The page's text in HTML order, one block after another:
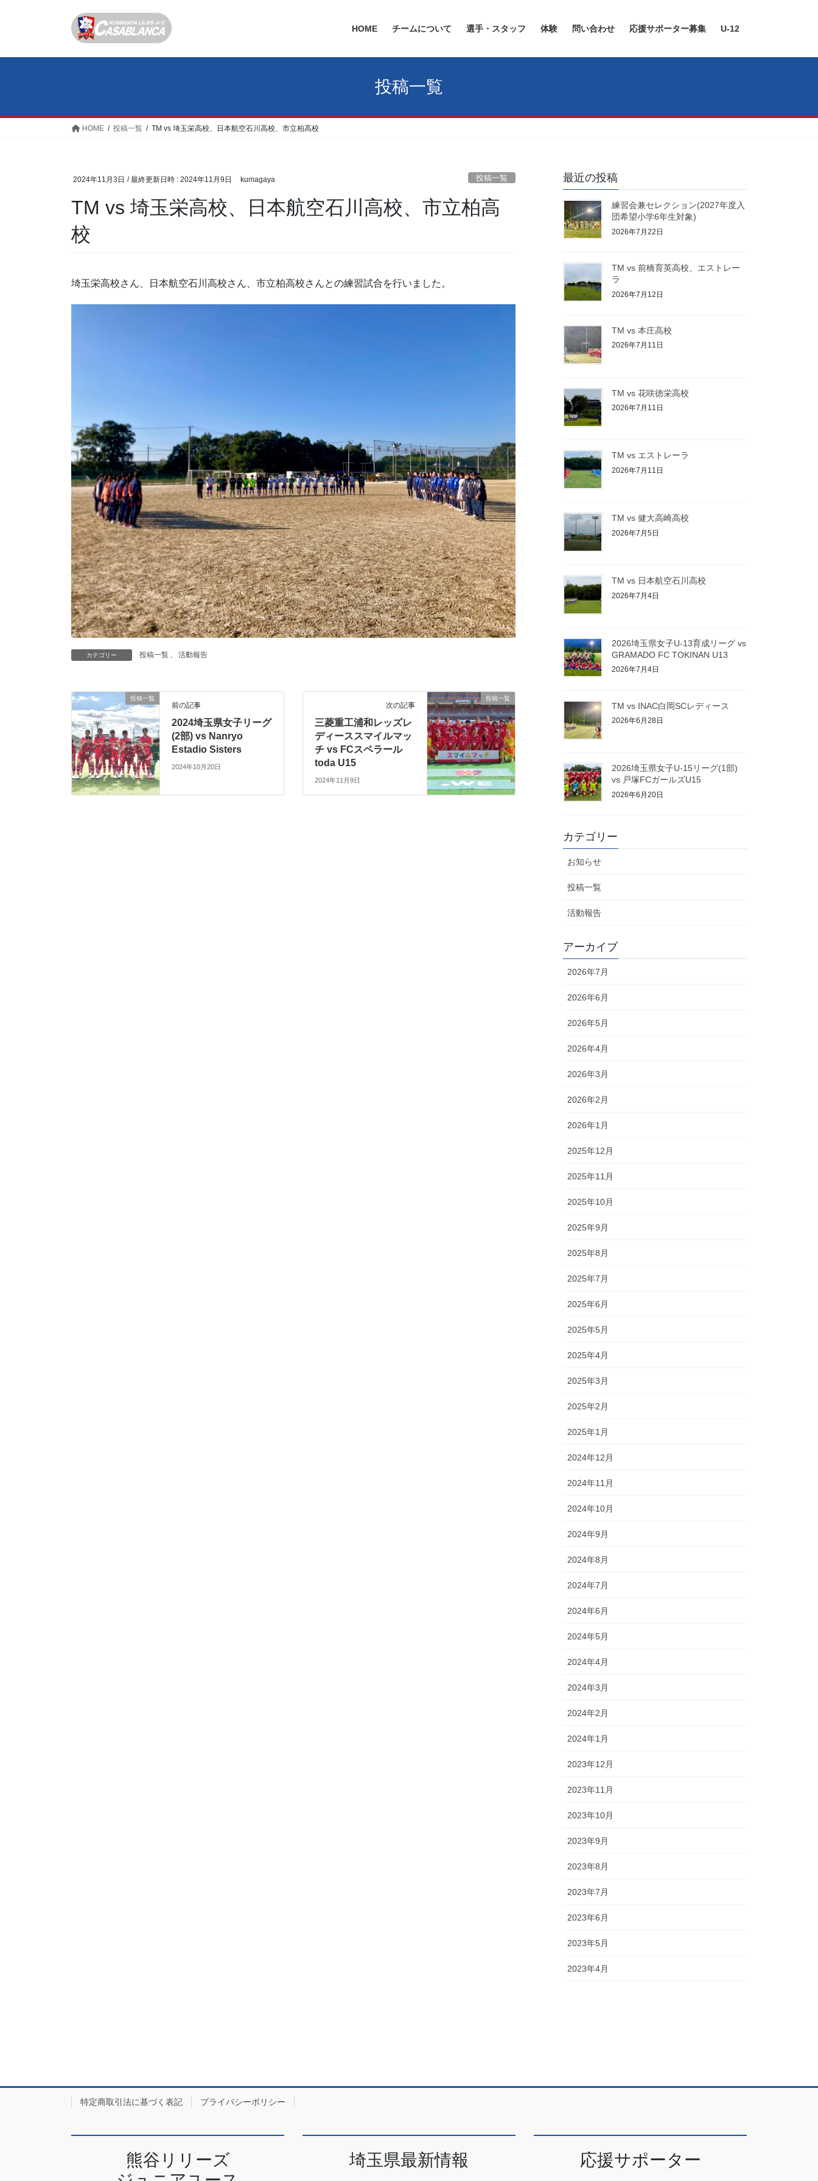
HOME チームについて 選手・スタッフ 体験 問い合わせ 応援サポーター募集 U-12
投稿一覧
HOME 投稿一覧 TM vs 埼玉栄高校、日本航空石川高校、市立柏高校
2024年11月3日 / 最終更新日時 : 2024年11月9日 kumagaya 投稿一覧
TM vs 埼玉栄高校、日本航空石川高校、市立柏高
校
埼玉栄高校さん、日本航空石川高校さん、市立柏高校さんとの練習試合を行いました。
カテゴリー 投稿一覧 、 活動報告
投稿一覧
前の記事
2024埼玉県女子リーグ
(2部) vs Nanryo
Estadio Sisters
2024年10月20日
投稿一覧
次の記事
三菱重工浦和レッズレ
ディーススマイルマッ
チ vs FCスペラール
toda U15
2024年11月9日
最近の投稿
練習会兼セレクション(2027年度入
団希望小学6年生対象)
2026年7月22日
TM vs 前橋育英高校、エストレー
ラ
2026年7月12日
TM vs 本庄高校
2026年7月11日
TM vs 花咲徳栄高校
2026年7月11日
TM vs エストレーラ
2026年7月11日
TM vs 健大高崎高校
2026年7月5日
TM vs 日本航空石川高校
2026年7月4日
2026埼玉県女子U-13育成リーグ vs
GRAMADO FC TOKINAN U13
2026年7月4日
TM vs INAC白岡SCレディース
2026年6月28日
2026埼玉県女子U-15リーグ(1部)
vs 戸塚FCガールズU15
2026年6月20日
カテゴリー
お知らせ
投稿一覧
活動報告
アーカイブ
2026年7月
2026年6月
2026年5月
2026年4月
2026年3月
2026年2月
2026年1月
2025年12月
2025年11月
2025年10月
2025年9月
2025年8月
2025年7月
2025年6月
2025年5月
2025年4月
2025年3月
2025年2月
2025年1月
2024年12月
2024年11月
2024年10月
2024年9月
2024年8月
2024年7月
2024年6月
2024年5月
2024年4月
2024年3月
2024年2月
2024年1月
2023年12月
2023年11月
2023年10月
2023年9月
2023年8月
2023年7月
2023年6月
2023年5月
2023年4月
特定商取引法に基づく表記 プライバシーポリシー
熊谷リリーズ
埼玉県最新情報 応援サポーター